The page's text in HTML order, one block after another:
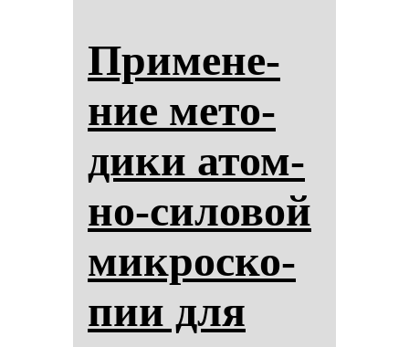
При­ме­не­
ние ме­то­
ди­ки атом­
но-си­ло­вой
мик­рос­ко­
пии для